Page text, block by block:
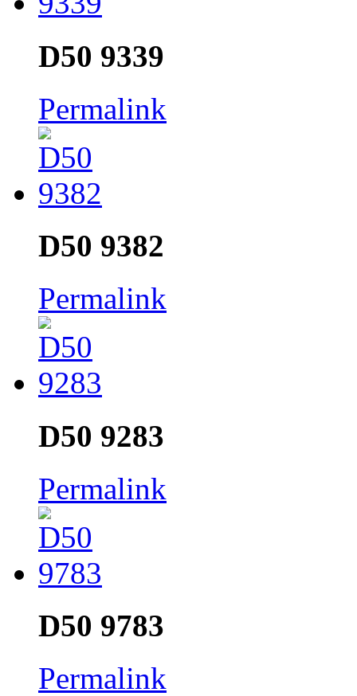
D50 9339
Permalink
D50 9382
Permalink
D50 9283
Permalink
D50 9783
Permalink